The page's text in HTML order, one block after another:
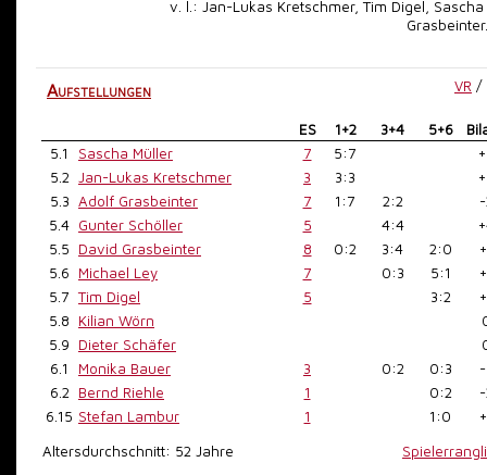
v. l.: Jan-Lukas Kretschmer, Tim Digel,
VR /
Aufstellungen
ES 1+2 3+4 5+6
5.1
Sascha Müller 7 5:7
5.2 Jan-Lukas Kretschmer 3 3:3
5.3 Adolf Grasbeinter 7 1:7 2:2
5.4 Gunter Schöller 5 4:4
5.5
David Grasbeinter 8 0:2 3:4 2:0
5.6
Michael Ley 7 0:3 5:1
5.7 Tim Digel 5 3:2
5.8
Kilian Wörn
5.9
Dieter Schäfer
6.1
Monika Bauer 3 0:2 0:3
6.2
Bernd Riehle 1 0:2
6.15 Stefan Lambur 1 1:0
Altersdurchschnitt: 52 Jahre